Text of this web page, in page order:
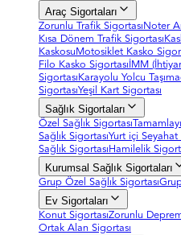
Araç Sigortaları
Zorunlu Trafik Sigortası Noter
Kısa Dönem Trafik Sigortası
Kaskosu Motosiklet Kasko
Filo Kasko Sigortası İMM
Sigortası Karayolu Yolcu
SigortasıYeşil Kart Sigortası
Sağlık Sigortaları
Özel Sağlık Sigortası
Sağlık SigortasıYurt içi Seyahat
Sağlık Sigortası Hamilelik
Kurumsal Sağlık Sigortaları
Grup Özel Sağlık Sigortası
Ev Sigortaları
Konut SigortasıZorunlu
Ortak Alan Sigortası